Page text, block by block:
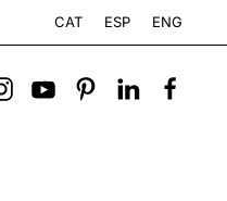
CAT ESP ENG